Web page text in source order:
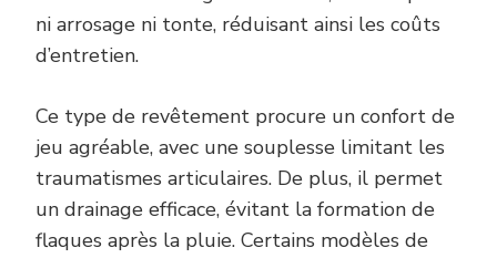
ni arrosage ni tonte, réduisant ainsi les coûts
d’entretien.
Ce type de revêtement procure un confort de
jeu agréable, avec une souplesse limitant les
traumatismes articulaires. De plus, il permet
un drainage efficace, évitant la formation de
flaques après la pluie. Certains modèles de